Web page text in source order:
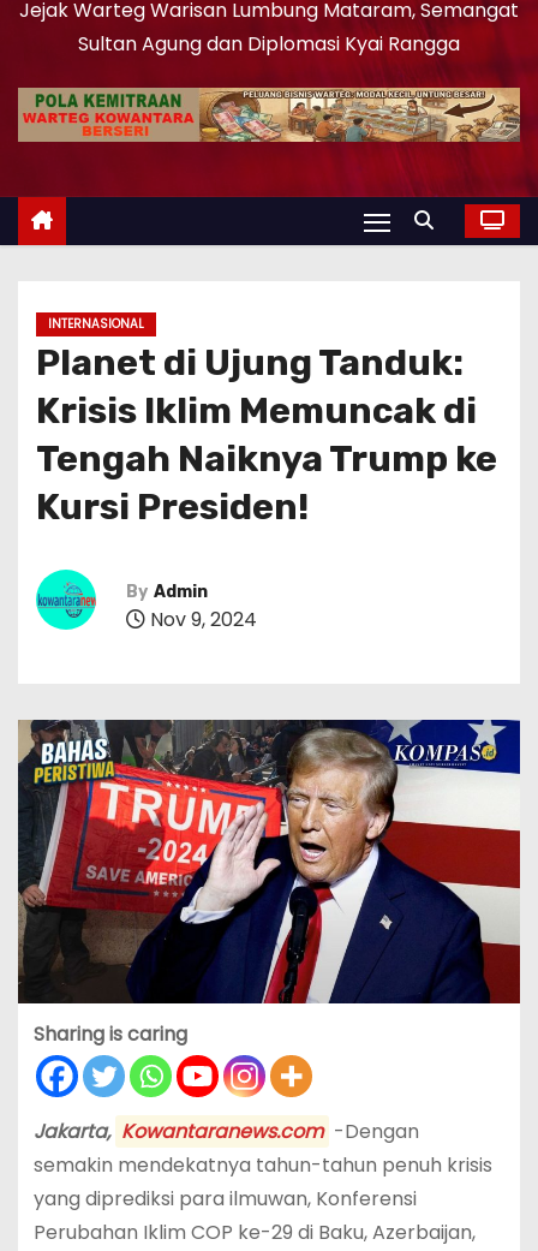
Jejak Warteg Warisan Lumbung Mataram, Semangat
Sultan Agung dan Diplomasi Kyai Rangga
INTERNASIONAL
Planet di Ujung Tanduk:
Krisis Iklim Memuncak di
Tengah Naiknya Trump ke
Kursi Presiden!
By Admin
Nov 9, 2024
Sharing is caring
Jakarta, Kowantaranews.com -Dengan
semakin mendekatnya tahun-tahun penuh krisis
yang diprediksi para ilmuwan, Konferensi
Perubahan Iklim COP ke-29 di Baku, Azerbaijan,